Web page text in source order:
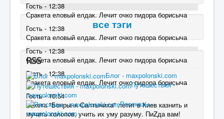
Гость - 12:38
Сракета еловый елдак. Лечит очко пидора борисыча
Гость - 12:38
Сракета еловый елдак. Лечит очко пидора борисыча
Гость - 12:38
Сракета еловый елдак. Лечит очко пидора борисыча
Гость - 12:38
Сракета еловый елдак. Лечит очко пидора борисыча
Гость - 10:54
Ракета "Боярыня Салтычиха" летит в Киев казнить и
мучить холопов, учить их уму разуму. ПиZда вам!
все тэги
RSS
Блог - maxpolonski.com
Путешествия -
maxpolonski.com
Рассказы -
maxpolonski.com